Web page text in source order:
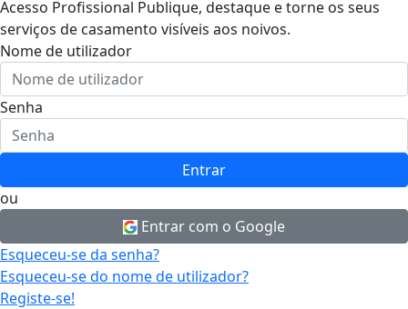
Acesso Profissional Publique, destaque e torne os seus
serviços de casamento visíveis aos noivos.
Nome de utilizador
Senha
Entrar
ou
Entrar com o Google
Esqueceu-se da senha?
Esqueceu-se do nome de utilizador?
Registe-se!